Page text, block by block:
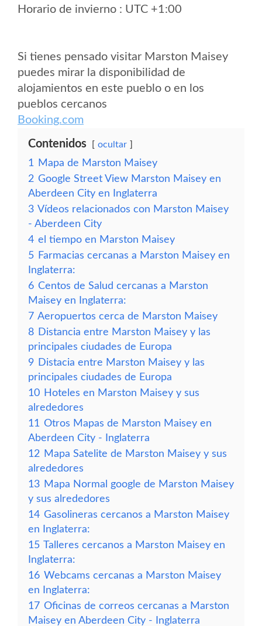
Horario de invierno : UTC +1:00
Si tienes pensado visitar Marston Maisey
puedes mirar la disponibilidad de
alojamientos en este pueblo o en los
pueblos cercanos
Booking.com
Contenidos ocultar
1
Mapa de Marston Maisey
2 Google Street View Marston Maisey en
Aberdeen City en Inglaterra
3 Vídeos relacionados con Marston Maisey
- Aberdeen City
4 el tiempo en Marston Maisey
5 Farmacias cercanas a Marston Maisey en
Inglaterra:
6 Centos de Salud cercanas a Marston
Maisey en Inglaterra:
7 Aeropuertos cerca de Marston Maisey
8 Distancia entre Marston Maisey y las
principales ciudades de Europa
9 Distacia entre Marston Maisey y las
principales ciudades de Europa
10 Hoteles en Marston Maisey y sus
alrededores
11 Otros Mapas de Marston Maisey en
Aberdeen City - Inglaterra
12 Mapa Satelite de Marston Maisey y sus
alrededores
13 Mapa Normal google de Marston Maisey
y sus alrededores
14 Gasolineras cercanos a Marston Maisey
en Inglaterra:
15 Talleres cercanos a Marston Maisey en
Inglaterra:
16 Webcams cercanas a Marston Maisey
en Inglaterra:
17 Oficinas de correos cercanas a Marston
Maisey en Aberdeen City - Inglaterra